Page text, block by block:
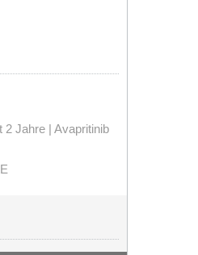
2 Jahre | Avapritinib